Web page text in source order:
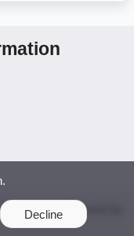
Decline· Powered by